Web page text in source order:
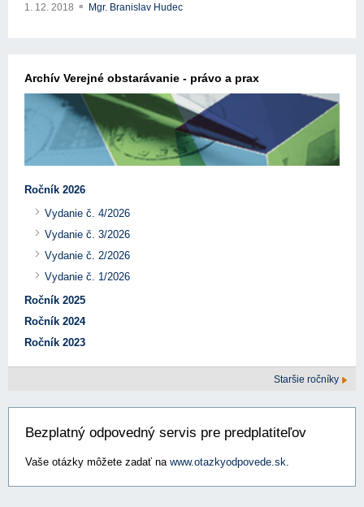
1. 12. 2018 Mgr. Branislav Hudec
Archív Verejné obstarávanie - právo a prax
Ročník 2026
Vydanie č. 4/2026
Vydanie č. 3/2026
Vydanie č. 2/2026
Vydanie č. 1/2026
Ročník 2025
Ročník 2024
Ročník 2023
Staršie ročníky
Bezplatný odpovedný servis pre predplatiteľov
Vaše otázky môžete zadať na www.otazkyodpovede.sk